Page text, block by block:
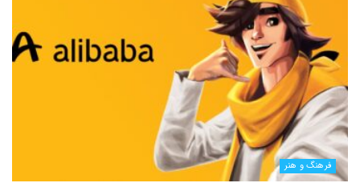
فرهنگ و هنر